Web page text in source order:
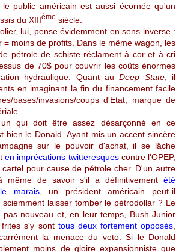
le public américain est aussi écornée qu'un
du XIIIème siècle.
lui, pense évidemment en sens inverse :
= moins de profits. Dans le même wagon, les
pétrole de schiste réclament à cor et à cri
de 70$ pour couvrir les coûts énormes
hydraulique. Quant auDeep State, il
en imaginant la fin du financement facile
bases/invasions/coups d'Etat, marque de
qui doit être assez désarçonné en ce
bien le Donald. Ayant mis un accent sincère
sur le pouvoir d'achat, il se lâche
en imprécations twitteresquescontre l'OPEP,
cartel pour cause de pétrole cher. D'un autre
même de savoir s'il a définitivement été
marais, un président américain peut-il
sciemment laisser tomber le pétrodollar ? Le
pas nouveau et, en leur temps, Bush Junior
s'y sont tous deux fortement opposés
la menace du veto. Si le Donald
moins de gloire expansionniste que